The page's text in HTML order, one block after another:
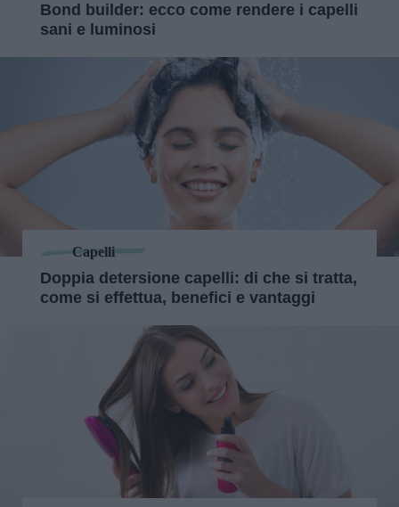
Bond builder: ecco come rendere i capelli
sani e luminosi
Capelli
Doppia detersione capelli: di che si tratta,
come si effettua, benefici e vantaggi